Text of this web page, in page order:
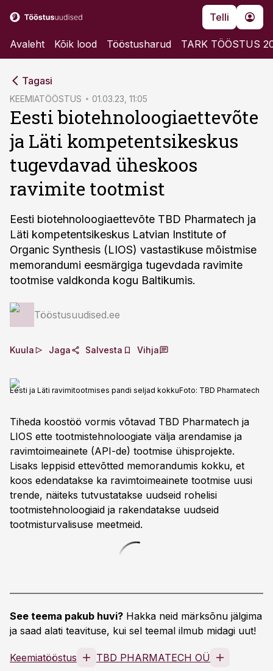
Telli
Avaleht Kõik lood Tööstusharud TARK TÖÖSTUS
Tagasi
KEEMIATÖÖSTUS 01.03.23, 11:05
Eesti biotehnoloogiaettevõte
ja Läti kompetentsikeskus
tugevdavad üheskoos
ravimite tootmist
Eesti biotehnoloogiaettevõte TBD Pharmatech ja
Läti kompetentsikeskus Latvian Institute of
Organic Synthesis (LIOS) vastastikuse mõistmise
memorandumi eesmärgiga tugevdada ravimite
tootmise valdkonda kogu Baltikumis.
Tööstusuudised.ee
Kuula Jaga Salvesta Vihja
Eesti ja Läti ravimitootmises pandi seljad kokkuFoto: TBD Pharmatech
Tiheda koostöö vormis võtavad TBD Pharmatech ja
LIOS ette tootmistehnoloogiate välja arendamise ja
ravimtoimeainete (API-de) tootmise ühisprojekte.
Lisaks leppisid ettevõtted memorandumis kokku, et
koos edendatakse ka ravimtoimeainete tootmise uusi
trende, näiteks tutvustatakse uudseid rohelisi
tootmistehnoloogiaid ja rakendatakse uudseid
tootmisturvalisuse meetmeid.
See teema pakub huvi? Hakka neid märksõnu jälgima
ja saad alati teavituse, kui sel teemal ilmub midagi uut!
Keemiatööstus TBD PHARMATECH OÜ